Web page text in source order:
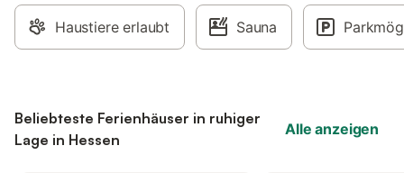
Haustiere erlaubt Sauna
Beliebteste Ferienhäuser in ruhiger
Lage in Hessen
Alle anzeigen